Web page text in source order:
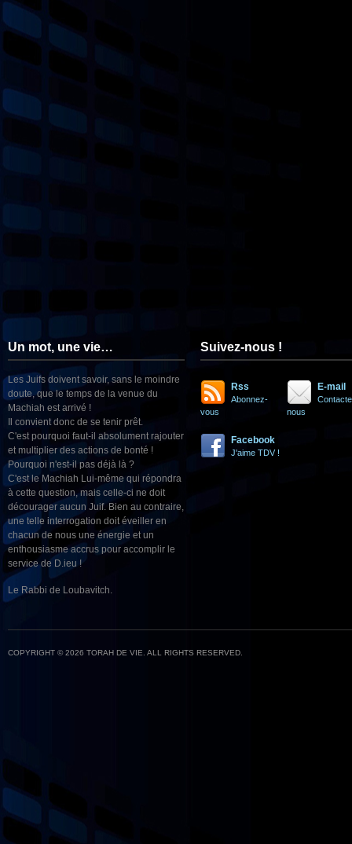
Un mot, une vie…
Les Juifs doivent savoir, sans le moindre
doute, que le temps de la venue du
Machiah est arrivé !
Il convient donc de se tenir prêt.
C'est pourquoi faut-il absolument rajouter
et multiplier des actions de bonté !
Pourquoi n'est-il pas déjà là ?
C'est le Machiah Lui-même qui répondra
à cette question, mais celle-ci ne doit
décourager aucun Juif. Bien au contraire,
une telle interrogation doit éveiller en
chacun de nous une énergie et un
enthousiasme accrus pour accomplir le
service de D.ieu !
Le Rabbi de Loubavitch.
Suivez-nous !
Rss
Abonnez-
vous
E-mail
nous
Facebook
J'aime TDV !
COPYRIGHT © 2026 TORAH DE VIE. ALL RIGHTS RESERVED.